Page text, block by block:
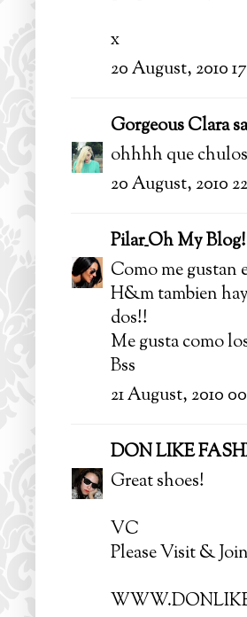
x
20 August, 2010
Gorgeous Clara
ohhhh que
20 August, 2010
Pilar_Oh My Blog!
Como me gustan
H&m tambien
dos!!
Me gusta como
Bss
21 August, 2010
DON LIKE
Great shoes!
VC
Please Visit & Join